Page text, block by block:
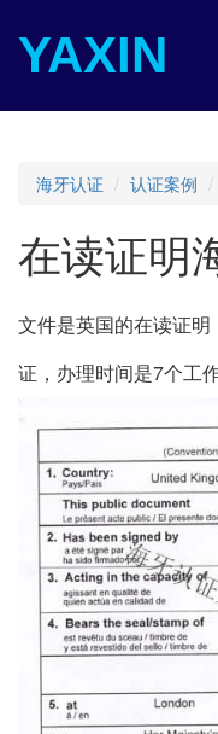
YAXIN
海牙认证 认证案例
在读证明
文件是英国的在读证
证，办理时间是7个工